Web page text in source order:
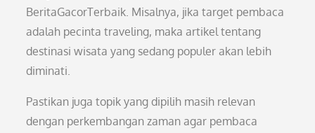
BeritaGacorTerbaik. Misalnya, jika target pembaca
adalah pecinta traveling, maka artikel tentang
destinasi wisata yang sedang populer akan lebih
diminati.
Pastikan juga topik yang dipilih masih relevan
dengan perkembangan zaman agar pembaca